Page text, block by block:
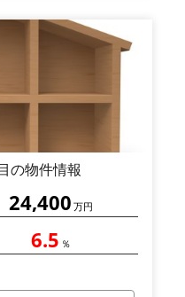
の物件情報
24,400 万円
6.5 ％